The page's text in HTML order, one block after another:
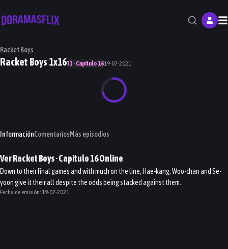
Racket Boys
Racket Boys 1x16T1 · Capítulo 1619-07-2021
InformaciónComentariosMás episodios
VerRacket Boys· Capítulo16Online
Down to their final games and with much on the line, Hae-kang, Woo-chan and Se-
yoon give it their all despite the odds being stacked against them.
Fecha de emisión: 19-07-2021